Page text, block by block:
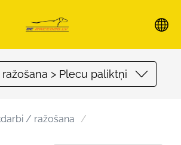
> Plecu paliktņi
/ ražošana